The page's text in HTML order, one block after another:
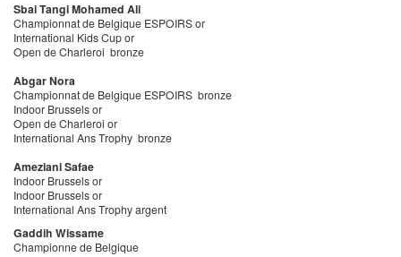
Sbai Tangi Mohamed Ali
Championnat de Belgique ESPOIRS or
International Kids Cup or
Open de Charleroi bronze
Abgar Nora
Championnat de Belgique ESPOIRS bronze
Indoor Brussels or
Open de Charleroi or
International Ans Trophy bronze
Ameziani Safae
Indoor Brussels or
Indoor Brussels or
International Ans Trophy argent
Gaddih Wissame
Championne de Belgique